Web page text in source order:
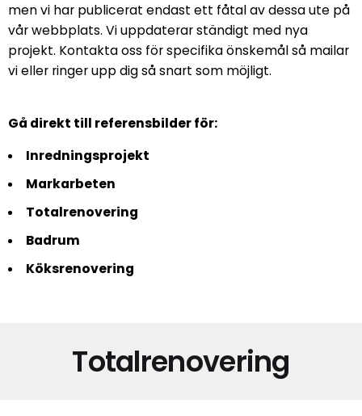
men vi har publicerat endast ett fåtal av dessa ute på
vår webbplats. Vi uppdaterar ständigt med nya
projekt. Kontakta oss för specifika önskemål så mailar
vi eller ringer upp dig så snart som möjligt.
Gå direkt till referensbilder för:
Inredningsprojekt
Markarbeten
Totalrenovering
Badrum
Köksrenovering
Totalrenovering